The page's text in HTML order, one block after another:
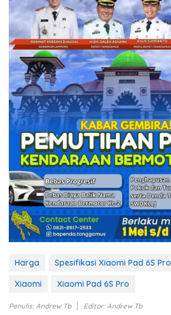
Harga Spesifikasi Xiaomi Pad 6S Pro
Xiaomi
Xiaomi Pad 6S Pro
Penulis: Andrew Tb Editor: Andrew Tb